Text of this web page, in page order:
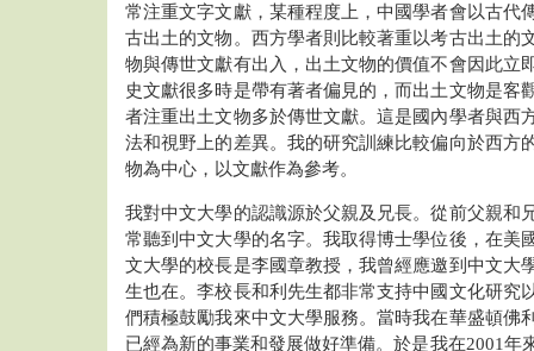
常注重文字文獻，某種程度上，中國學者會以古代
古出土的文物。西方學者則比較著重以考古出土的
物與傳世文獻有出入，出土文物的價值不會因此立
史文獻很多時是帶有著者偏見的，而出土文物是客
者注重出土文物多於傳世文獻。這是國內學者與西
法和視野上的差異。我的研究訓練比較偏向於西方
物為中心，以文獻作為參考。
我對中文大學的認識源於父親及兄長。從前父親和
常聽到中文大學的名字。我取得博士學位後，在美
文大學的校長是李國章教授，我曾經應邀到中文大
生也在。李校長和利先生都非常支持中國文化研究
們積極鼓勵我來中文大學服務。當時我在華盛頓佛
已經為新的事業和發展做好準備。於是我在2001年